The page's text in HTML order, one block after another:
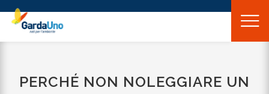
Gardauno
Spa
PERCHÉ NON NOLEGGIARE UN